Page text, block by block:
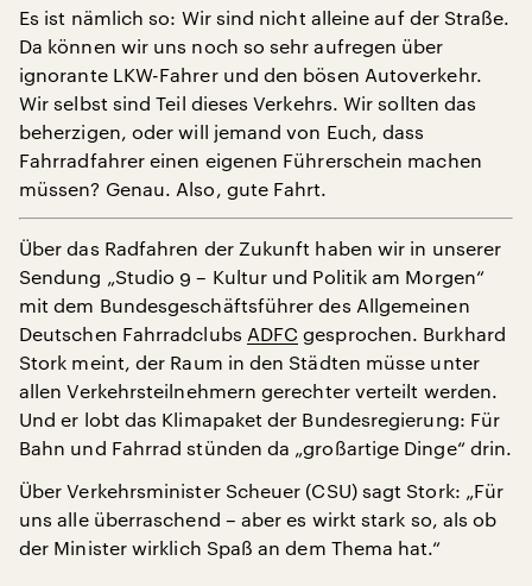
Es ist nämlich so: Wir sind nicht alleine auf der Straße.
Da können wir uns noch so sehr aufregen über
ignorante LKW-Fahrer und den bösen Autoverkehr.
Wir selbst sind Teil dieses Verkehrs. Wir sollten das
beherzigen, oder will jemand von Euch, dass
Fahrradfahrer einen eigenen Führerschein machen
müssen? Genau. Also, gute Fahrt.
Über das Radfahren der Zukunft haben wir in unserer
Sendung „Studio 9 – Kultur und Politik am Morgen“
mit dem Bundesgeschäftsführer des Allgemeinen
Deutschen Fahrradclubs ADFC gesprochen. Burkhard
Stork meint, der Raum in den Städten müsse unter
allen Verkehrsteilnehmern gerechter verteilt werden.
Und er lobt das Klimapaket der Bundesregierung: Für
Bahn und Fahrrad stünden da „großartige Dinge“ drin.
Über Verkehrsminister Scheuer (CSU) sagt Stork: „Für
uns alle überraschend – aber es wirkt stark so, als ob
der Minister wirklich Spaß an dem Thema hat.“